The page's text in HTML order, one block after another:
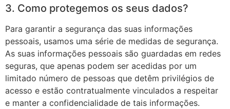
3. Como protegemos os seus dados?
Para garantir a segurança das suas informações
pessoais, usamos uma série de medidas de segurança.
As suas informações pessoais são guardadas em redes
seguras, que apenas podem ser acedidas por um
limitado número de pessoas que detêm privilégios de
acesso e estão contratualmente vinculados a respeitar
e manter a confidencialidade de tais informações.